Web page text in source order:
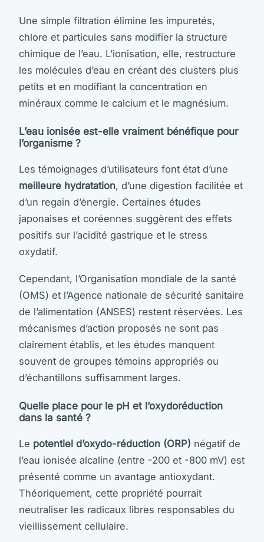
Une simple filtration élimine les impuretés,
chlore et particules sans modifier la structure
chimique de l’eau. L’ionisation, elle, restructure
les molécules d’eau en créant des clusters plus
petits et en modifiant la concentration en
minéraux comme le calcium et le magnésium.
L’eau ionisée est-elle vraiment bénéfique pour
l’organisme ?
Les témoignages d’utilisateurs font état d’une
meilleure hydratation, d’une digestion facilitée et
d’un regain d’énergie. Certaines études
japonaises et coréennes suggèrent des effets
positifs sur l’acidité gastrique et le stress
oxydatif.
Cependant, l’Organisation mondiale de la santé
(OMS) et l’Agence nationale de sécurité sanitaire
de l’alimentation (ANSES) restent réservées. Les
mécanismes d’action proposés ne sont pas
clairement établis, et les études manquent
souvent de groupes témoins appropriés ou
d’échantillons suffisamment larges.
Quelle place pour le pH et l’oxydoréduction
dans la santé ?
Le potentiel d’oxydo-réduction (ORP) négatif de
l’eau ionisée alcaline (entre -200 et -800 mV) est
présenté comme un avantage antioxydant.
Théoriquement, cette propriété pourrait
neutraliser les radicaux libres responsables du
vieillissement cellulaire.